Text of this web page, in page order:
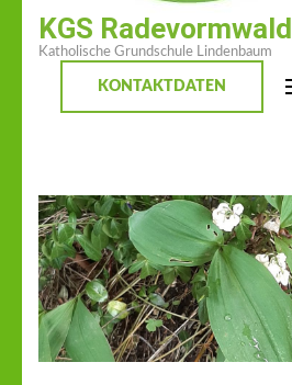
KGS Radevormwald
Katholische Grundschule Lindenbaum
KONTAKTDATEN